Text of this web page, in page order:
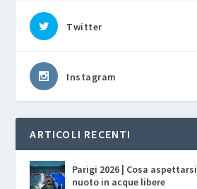
Twitter
Instagram
ARTICOLI RECENTI
Parigi 2026 | Cosa
nuoto in acque libere